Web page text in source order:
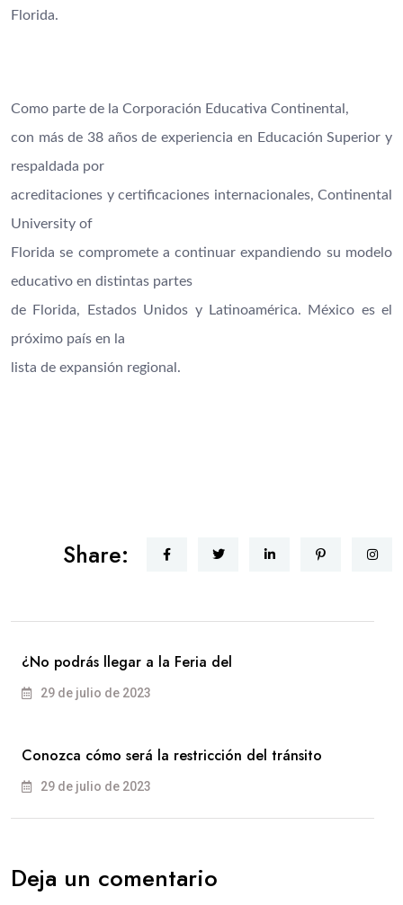
Florida.
Como parte de la Corporación Educativa Continental,
con más de 38 años de experiencia en Educación Superior y
respaldada por
acreditaciones y certificaciones internacionales, Continental
University of
Florida se compromete a continuar expandiendo su modelo
educativo en distintas partes
de Florida, Estados Unidos y Latinoamérica. México es el
próximo país en la
lista de expansión regional.
Share:
¿No podrás llegar a la Feria del
29 de julio de 2023
Conozca cómo será la restricción del tránsito
29 de julio de 2023
Deja un comentario